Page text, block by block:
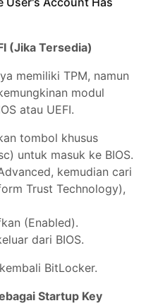
(Jika Tersedia)
memiliki TPM, namun
modul
atau UEFI.
tombol khusus
untuk masuk ke BIOS.
kemudian cari
Trust Technology),
(Enabled).
dari BIOS.
BitLocker.
Startup Key